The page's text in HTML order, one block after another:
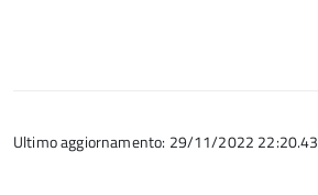
Ultimo aggiornamento: 29/11/2022 22:20.43